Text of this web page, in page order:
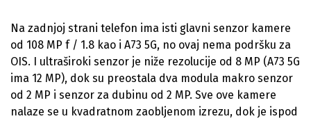
Na zadnjoj strani telefon ima isti glavni senzor kamere
od 108 MP f / 1.8 kao i A73 5G, no ovaj nema podršku za
OIS. I ultraširoki senzor je niže rezolucije od 8 MP (A73 5G
ima 12 MP), dok su preostala dva modula makro senzor
od 2 MP i senzor za dubinu od 2 MP. Sve ove kamere
nalaze se u kvadratnom zaobljenom izrezu, dok je ispod